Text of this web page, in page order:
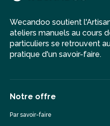
Wecandoo soutient
ateliers manuels au cours
particuliers se retrouvent
pratique d'un savoir-faire.
Notre offre
Par savoir-faire